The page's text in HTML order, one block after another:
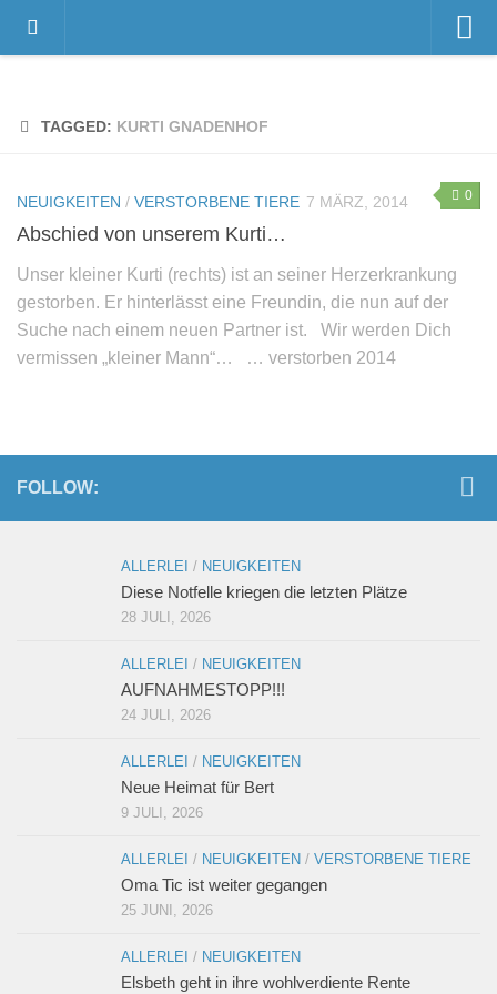
Der Gnadenhof platzt aus allen Nähten…
News
Neuigkeiten
Danksagungen
Unsere Bewohner
Verstorbene Tiere
Mitglied werden
Erbschaft – Letzter Wille
Sachspenden
Online einkaufen – und dabei noch helfen: gooding!
Gnadenhof-Maskottchen bestellen
„Neue Spuren meiner Tiere“ – Das zweite Buch von
Monika Pracht
TAGGED: KURTI GNADENHOF
0
NEUIGKEITEN / VERSTORBENE TIERE 7 MÄRZ, 2014
Abschied von unserem Kurti…
Unser kleiner Kurti (rechts) ist an seiner Herzerkrankung
gestorben. Er hinterlässt eine Freundin, die nun auf der
Suche nach einem neuen Partner ist. Wir werden Dich
vermissen „kleiner Mann“… … verstorben 2014
FOLLOW:
ALLERLEI / NEUIGKEITEN
Diese Notfelle kriegen die letzten Plätze
28 JULI, 2026
ALLERLEI / NEUIGKEITEN
AUFNAHMESTOPP!!!
24 JULI, 2026
ALLERLEI / NEUIGKEITEN
Neue Heimat für Bert
9 JULI, 2026
ALLERLEI / NEUIGKEITEN / VERSTORBENE TIERE
Oma Tic ist weiter gegangen
25 JUNI, 2026
ALLERLEI / NEUIGKEITEN
Elsbeth geht in ihre wohlverdiente Rente